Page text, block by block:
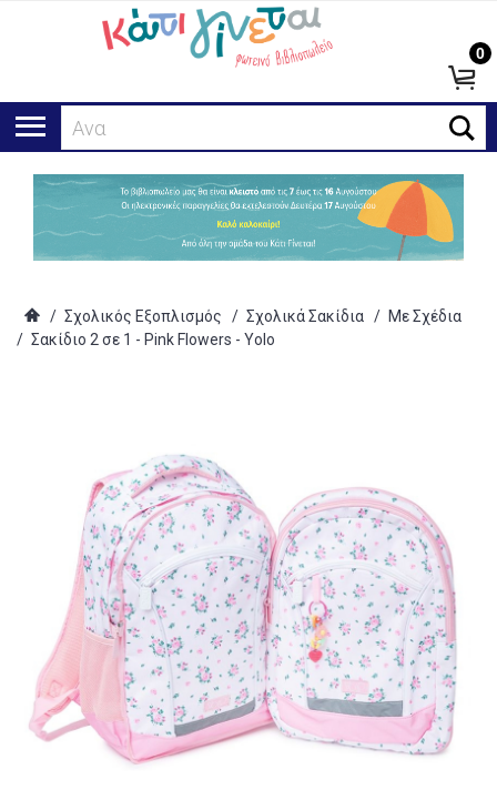
Αναζήτη
0
/ Σχολικός Εξοπλισμός / Σχολικά Σακίδια / Με Σχέδια
/ Σακίδιο 2 σε 1 - Pink Flowers - Yolo